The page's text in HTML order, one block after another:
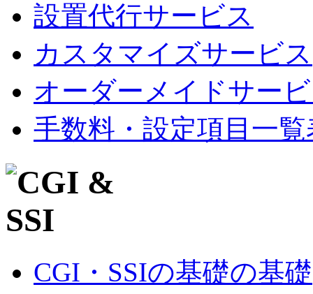
設置代行サービス
カスタマイズサービス
オーダーメイドサー
手数料・設定項目一覧
CGI・SSIの基礎の基礎